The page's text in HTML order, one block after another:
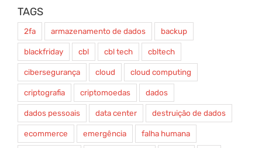
TAGS
2fa armazenamento de dados backup
blackfriday cbl cbl tech cbltech
cibersegurança cloud cloud computing
criptografia criptomoedas dados
dados pessoais data center destruição de dados
ecommerce emergência falha humana